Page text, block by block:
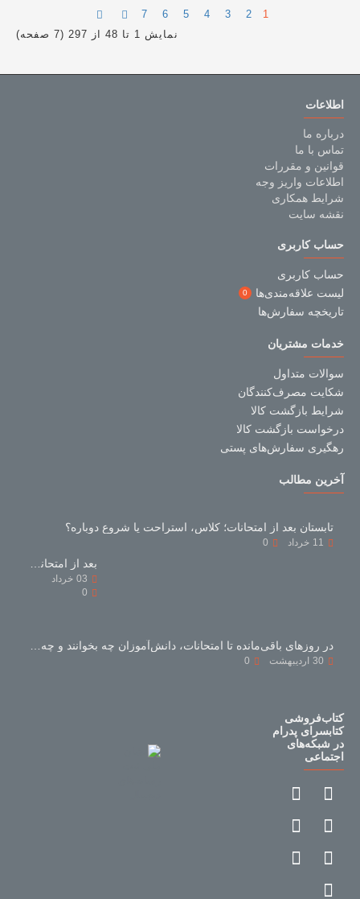
1
2
3
4
5
6
7
نمایش 1 تا 48 از 297 (7 صفحه)
اطلاعات
درباره ما
تماس با ما
قوانین و مقررات
اطلاعات واریز وجه
شرایط همکاری
نقشه سایت
حساب کاربری
حساب کاربری
لیست علاقه‌مندی‌ها
0
تاریخچه سفارش‌ها
خدمات مشتریان
سوالات متداول
شکایت مصرف‌کنندگان
شرایط بازگشت کالا
درخواست بازگشت کالا
رهگیری سفارش‌های پستی
آخرین مطالب
تابستان بعد از امتحانات؛ کلاس، استراحت یا شروع دوباره؟
11 خرداد 0
03 خرداد
0
30 اردیبهشت 0
کتاب‌فروشی
کتابسرای پدرام
در شبکه‌های
اجتماعی